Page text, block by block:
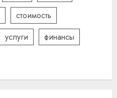
стоимость
услуги
финансы